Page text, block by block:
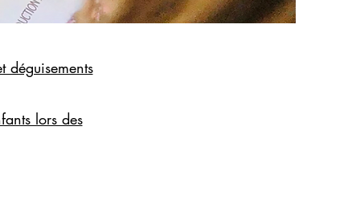
déguisements
lors des